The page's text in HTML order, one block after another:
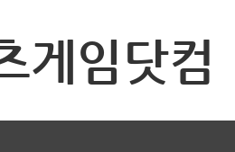
게임닷컴